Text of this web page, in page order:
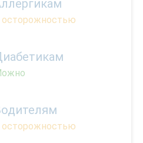
осторожностью
осторожностью